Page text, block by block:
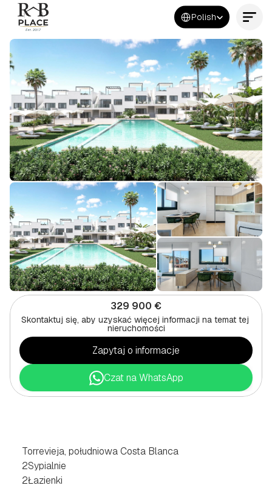
Select Language
Polish
Kontakt
329 900 €
Skontaktuj się, aby uzyskać więcej informacji na temat tej
nieruchomości
Zapytaj o informacje
Czat na WhatsApp
Torrevieja, południowa Costa Blanca
2Sypialnie
2Łazienki